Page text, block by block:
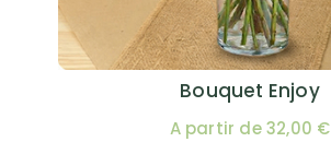
Bouquet Enjoy
A partir de 32,00 €